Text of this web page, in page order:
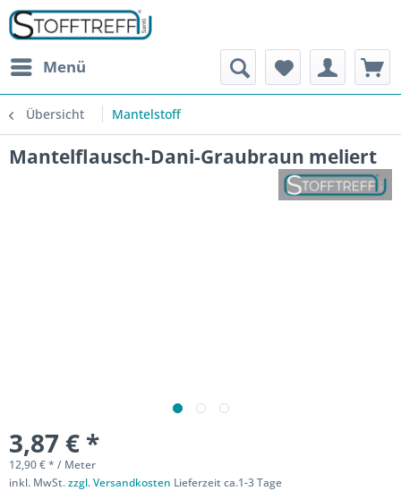
Menü
Übersicht Mantelstoff
Mantelflausch-Dani-Graubraun meliert
3,87 € *
12,90 € * / Meter
inkl. MwSt.zzgl. Versandkosten Lieferzeit ca.1-3 Tage